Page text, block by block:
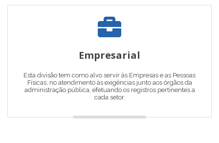
Empresarial
Esta divisão tem como alvo servir às Empresas e as Pessoas
Físicas, no atendimento às exigências junto aos órgãos da
administração pública, efetuando os registros pertinentes a
cada setor.